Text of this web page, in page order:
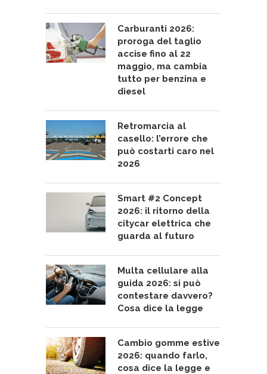
Carburanti 2026:
proroga del taglio
accise fino al 22
maggio, ma cambia
tutto per benzina e
diesel
Retromarcia al
casello: l’errore che
può costarti caro nel
2026
Smart #2 Concept
2026: il ritorno della
citycar elettrica che
guarda al futuro
Multa cellulare alla
guida 2026: si può
contestare davvero?
Cosa dice la legge
Cambio gomme estive
2026: quando farlo,
cosa dice la legge e